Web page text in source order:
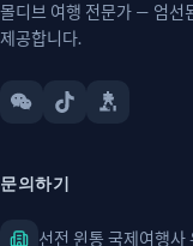
몰디브 여행 전문가 — 엄선
제공합니다.
문의하기
선전 윈통 국제여행사